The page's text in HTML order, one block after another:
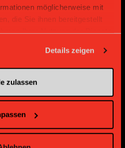
möglicherweise mit
die Sie ihnen bereitgestellt
Details zeigen
zulassen
Gold Partner